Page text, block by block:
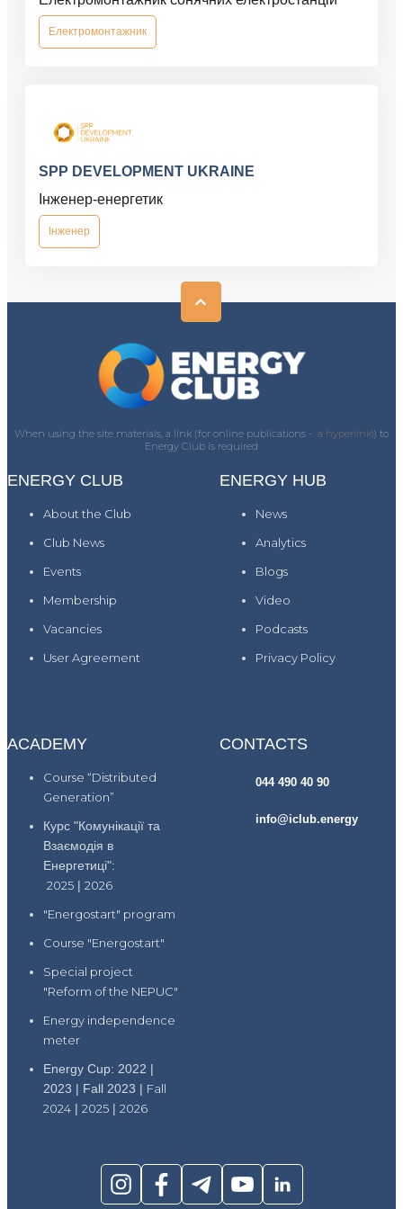
Електромонтажник
SPP DEVELOPMENT UKRAINE
Інженер-енергетик
Інженер
When using the site materials, a link (for online publications - a hyperlink)) to
Energy Club is required
ENERGY CLUB
About the Club
Club News
Events
Membership
Vacancies
User Agreement
ENERGY HUB
News
Analytics
Blogs
Video
Podcasts
Privacy Policy
ACADEMY
Course “Distributed
Generation”
Курс "Комунікації та
Взаємодія в
Енергетиці":
2025 | 2026
"Energostart" program
Course "Energostart"
Special project
"Reform of the NEPUC"
Energy independence
meter
Energy Cup: 2022 |
2023 | Fall 2023 | Fall
2024 | 2025 | 2026
CONTACTS
044 490 40 90
info@iclub.energy